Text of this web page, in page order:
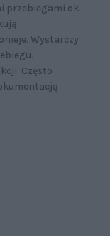
przebiegami ok.
Wystarczy
Często